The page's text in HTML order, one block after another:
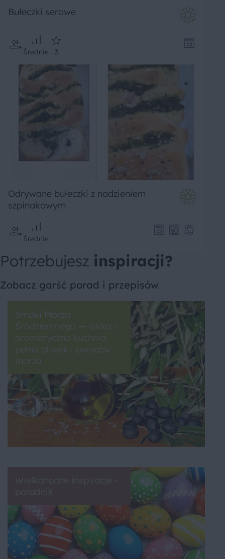
Bułeczki serowe
Średnie 3
Odrywane bułeczki z nadzieniem
szpinakowym
Średnie
Potrzebujesz inspiracji?
Zobacz garść porad i przepisów
Smaki Morza
Śródziemnego — lekka i
aromatyczna kuchnia
pełna oliwek i owoców
morza
Wielkanocne inspiracje -
poradnik